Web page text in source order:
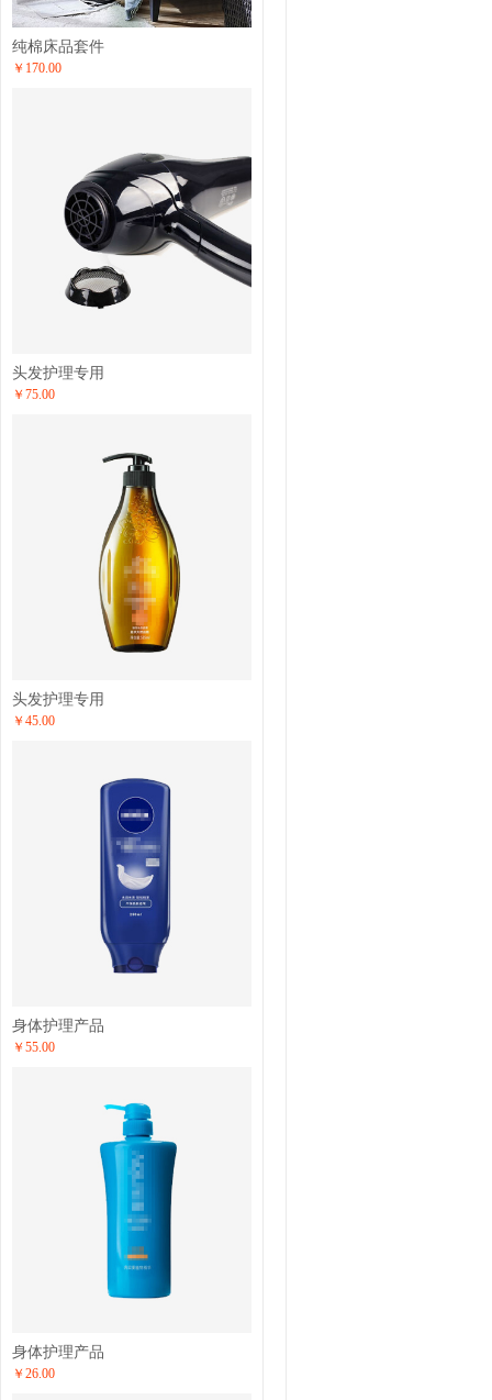
纯棉床品套件
￥170.00
头发护理专用
￥75.00
头发护理专用
￥45.00
身体护理产品
￥55.00
身体护理产品
￥26.00